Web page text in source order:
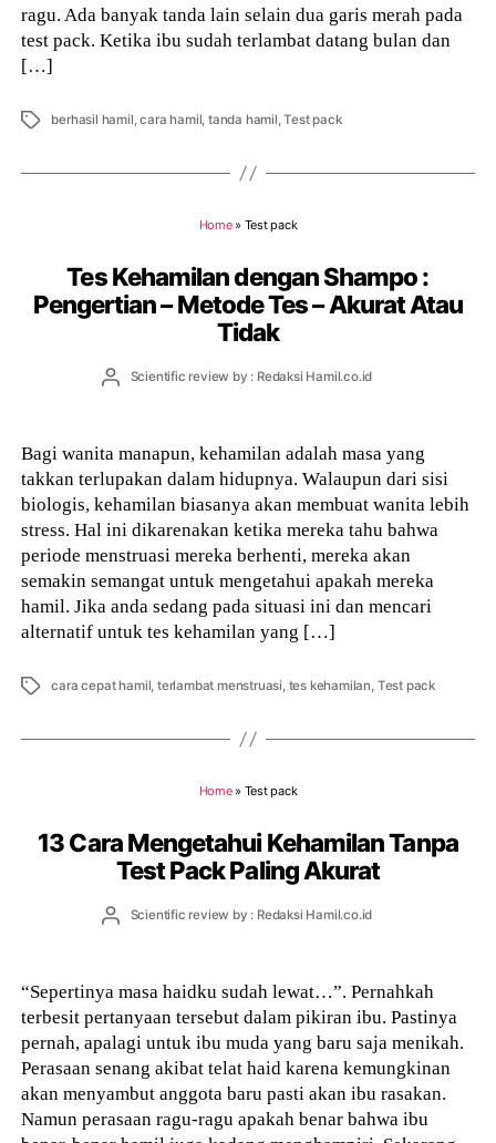
ragu. Ada banyak tanda lain selain dua garis merah pada
test pack. Ketika ibu sudah terlambat datang bulan dan
[…]
Tags berhasil hamil,cara hamil, tanda hamil,Test pack
Home» Test pack
Tes Kehamilan dengan Shampo :
Pengertian – Metode Tes – Akurat Atau
Tidak
PostScientific review by : Redaksi Hamil.co.id
Bagi wanita manapun, kehamilan adalah masa yang
takkan terlupakan dalam hidupnya. Walaupun dari sisi
biologis, kehamilan biasanya akan membuat wanita lebih
stress. Hal ini dikarenakan ketika mereka tahu bahwa
periode menstruasi mereka berhenti, mereka akan
semakin semangat untuk mengetahui apakah mereka
hamil. Jika anda sedang pada situasi ini dan mencari
alternatif untuk tes kehamilan yang […]
Tags cara cepat hamil, terlambat menstruasi, tes kehamilan, Test pack
Home» Test pack
13 Cara Mengetahui Kehamilan Tanpa
Test Pack Paling Akurat
PostScientific review by : Redaksi Hamil.co.id
“Sepertinya masa haidku sudah lewat…”. Pernahkah
terbesit pertanyaan tersebut dalam pikiran ibu. Pastinya
pernah, apalagi untuk ibu muda yang baru saja menikah.
Perasaan senang akibat telat haid karena kemungkinan
akan menyambut anggota baru pasti akan ibu rasakan.
Namun perasaan ragu-ragu apakah benar bahwa ibu